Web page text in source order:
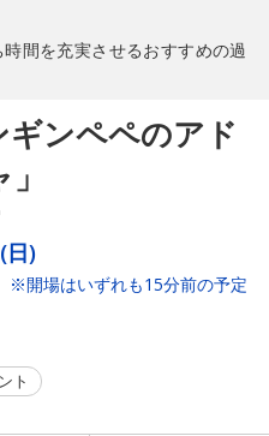
時間を充実させるおすすめの過
ンペペのアド
日)
※開場はいずれも15分前の予定
ト